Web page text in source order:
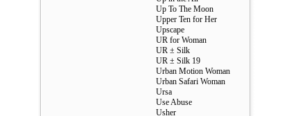
Up To The Moon
Upper Ten for Her
Upscape
UR for Woman
UR ± Silk
UR ± Silk 19
Urban Motion Woman
Urban Safari Woman
Ursa
Use Abuse
Usher